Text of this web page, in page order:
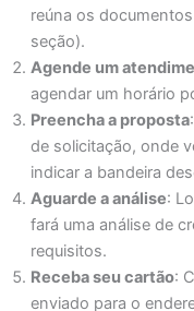
reúna os
seção).
Agende um
agendar um horário
Preencha a proposta
de solicitação, onde
indicar a bandeira
Aguarde a análise:
fará uma análise de
requisitos.
Receba seu cartão:
enviado para o